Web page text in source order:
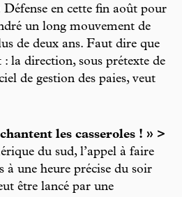
Défense en cette fin août pour
un long mouvement de
de deux ans. Faut dire que
: la direction, sous prétexte de
de gestion des paies, veut
les casseroles ! » >
du sud, l’appel à faire
à une heure précise du soir
être lancé par une